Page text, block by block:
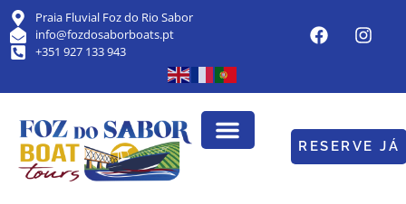
Praia Fluvial Foz do Rio Sabor
info@fozdosaborboats.pt
+351 927 133 943
RESERVE JÁ